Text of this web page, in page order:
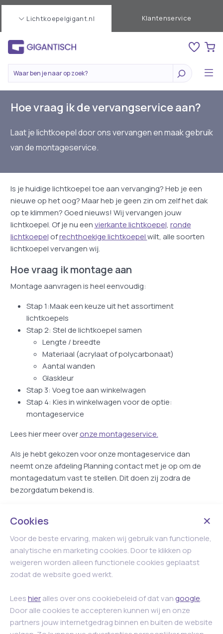
Lichtkoepelgigant.nl Klantenservice
Hoe vraag ik de vervangservice aan?
Laat je lichtkoepel door ons vervangen en maak gebruik
van de montageservice.
Is je huidige lichtkoepel toe aan vervanging? Heb je een
nieuwe op het oog? Maar heb je geen zin om zelf het dak
op te klimmen? Goed nieuws! Wij vervangen jouw
lichtkoepel. Of je nu eenvierkante lichtkoepel, ronde
lichtkoepel ofrechthoekige lichtkoepelwilt, alle soorten
lichtkoepel vervangen wij.
Hoe vraag ik montage aan
Montage aanvragen is heel eenvoudig:
Stap 1:Maak een keuze uit het assortiment
lichtkoepels
Stap 2: Stel de lichtkoepel samen
Lengte / breedte
Materiaal (acrylaat of polycarbonaat)
Aantal wanden
Glaskleur
Stap 3: Voeg toe aan winkelwagen
Stap 4: Kies in winkelwagen voor de optie:
montageservice
Lees hier meer overonze montageservice.
Als je hebt gekozen voor onze montageservice dan
neemt onze afdeling Planning contact met je op om de
montagedatum vast te stellen. Dit doen zij zodra de
bezorgdatum bekend is.
Cookies
Voor de beste ervaring, maken wij gebruik van functionele,
analytische en marketing cookies. Door te klikken op
weigeren worden alleen functionele cookies geplaatst
zodat de website goed werkt.
Leeshieralles over ons cookiebeleid of dat van google.
Door alle cookies te accepteren kunnen wij en onze
partners jouw internetgedrag binnen en buiten de website